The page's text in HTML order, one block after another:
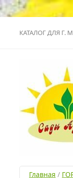
КАТАЛОГ ДЛЯ Г.
Главная /